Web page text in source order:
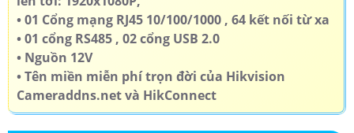
• 01 Cổng mạng RJ45 10/100/1000 , 64 kết nối từ xa
• 01 cổng RS485 , 02 cổng USB 2.0
• Nguồn 12V
• Tên miền miễn phí trọn đời của Hikvision
Cameraddns.net và HikConnect